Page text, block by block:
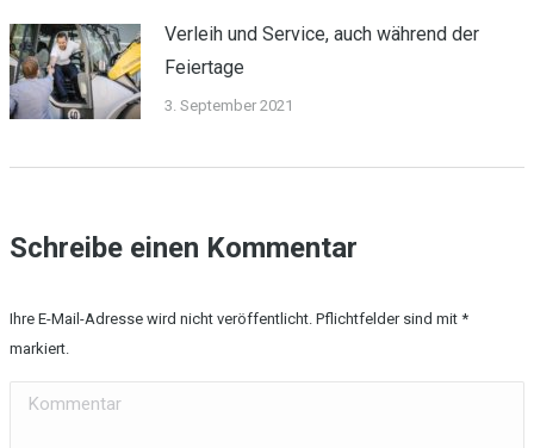
Verleih und Service, auch während der
Feiertage
3. September 2021
Schreibe einen Kommentar
Ihre E-Mail-Adresse wird nicht veröffentlicht. Pflichtfelder sind mit *
markiert.
Kommentar